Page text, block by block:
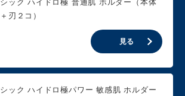
シック ハイドロ極 普通肌 ホルダー（本体
＋刃２コ）
見る
シック ハイドロ極パワー 敏感肌 ホルダー